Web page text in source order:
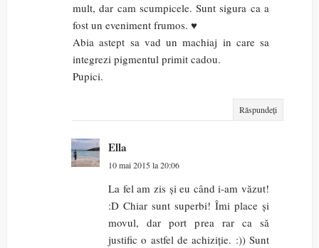
mult, dar cam scumpicele. Sunt sigura ca a
fost un eveniment frumos. ♥
Abia astept sa vad un machiaj in care sa
integrezi pigmentul primit cadou.
Pupici.
Răspundeți
Ella
10 mai 2015 la 20:06
La fel am zis și eu când i-am văzut!
:D Chiar sunt superbi! Îmi place și
movul, dar port prea rar ca să
justific o astfel de achiziție. :)) Sunt